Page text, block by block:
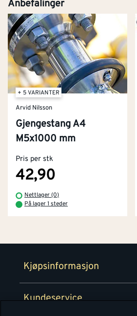
Anbefalinger
+ 5 VARIANTER
Arvid Nilsson
Gjengestang A4
M5x1000 mm
Pris per stk
42,90
Nettlager (0)
På lager 1 steder
Kjøpsinformasjon
Kjøpsbetingelser
Retur- og angrerettsskjema
Kundeservice
Kontakt oss
Tjenester
Montér Klubb
Om Montér
Byggevarehus og åpningstider
Prismatch
Personvern